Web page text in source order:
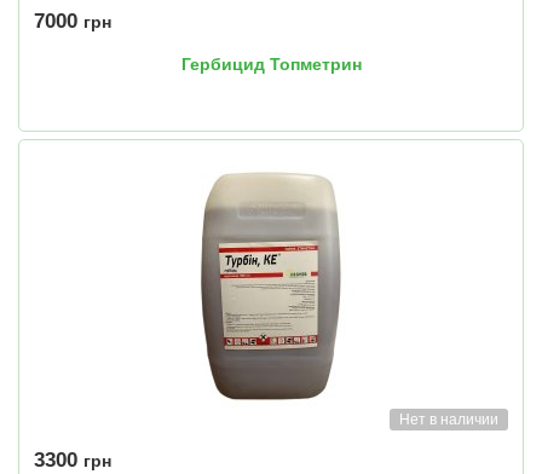
7000 грн
Гербицид Топметрин
Нет в наличии
3300 грн